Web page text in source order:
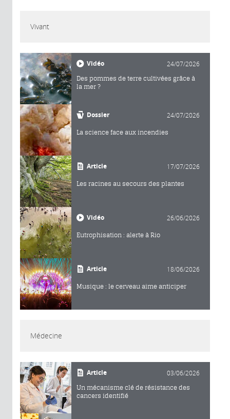
Vivant
Vidéo 24/07/2026
Des pommes de terre cultivées grâce à
la mer ?
Dossier 24/07/2026
La science face aux incendies
Article 17/07/2026
Les racines au secours des plantes
Vidéo 26/06/2026
Eutrophisation : alerte à Rio
Article 18/06/2026
Musique : le cerveau aime anticiper
Médecine
Article 03/06/2026
Un mécanisme clé de résistance des
cancers identifié